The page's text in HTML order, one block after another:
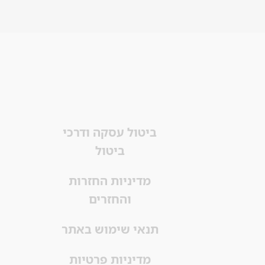
ביטול עסקה ודרכי
ביטול
מדיניות החזרות
והחזרים
תנאי שימוש באתר
מדיניות פרטיות